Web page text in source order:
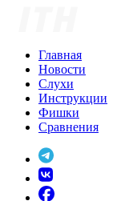
Главная
Новости
Слухи
Инструкции
Фишки
Сравнения